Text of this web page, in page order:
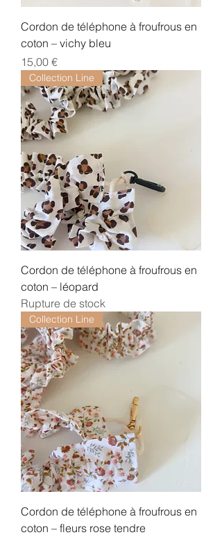
Cordon de téléphone à froufrous en
coton – vichy bleu
Prix
15,00 €
Collection Line
Cordon de téléphone à froufrous en
coton – léopard
Rupture de stock
Collection Line
Cordon de téléphone à froufrous en
coton – fleurs rose tendre